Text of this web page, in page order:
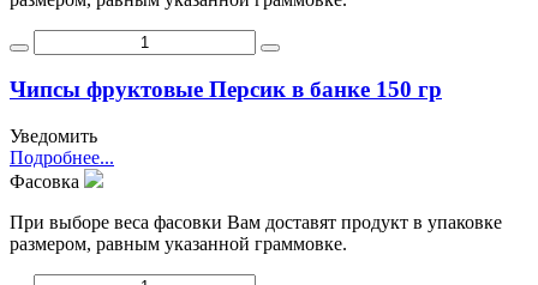
Чипсы фруктовые Персик в банке 150 гр
Уведомить
Подробнее...
Фасовка
При выборе веса фасовки Вам доставят продукт в упаковке
размером, равным указанной граммовке.